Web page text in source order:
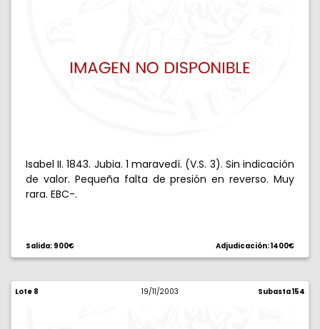
Isabel II. 1843. Jubia. 1 maravedí. (V.S. 3). Sin indicación
de valor. Pequeña falta de presión en reverso. Muy
rara. EBC-.
Salida: 900€ Adjudicación: 1400€
Lote 8 19/11/2003 Subasta 154